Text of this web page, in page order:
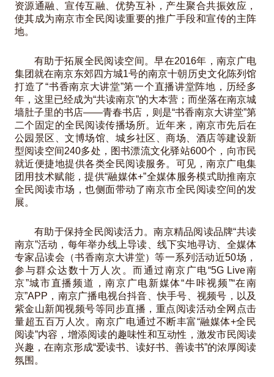
资源通融、宣传互融、优势互补，产生聚合共振效应，
使其成为南京市全民阅读重要的推广手段和宣传的主阵
地。
有助于拓展全民阅读空间。早在2016年，南京广电
集团就在南京东郊四方城1号的南京十朝历史文化陈列馆
打造了“书香南京大讲堂”第一个直播讲堂阵地，历经多
年，这里已经成为“共读南京”的大本营；而坐落在南京城
墙肚子里的书店——青春书店，则是“书香南京大讲堂”第
二个固定的全民阅读传播场所。近年来，南京市先后在
公园景区、文博场馆、城乡社区、商场、酒店等建设新
型阅读空间240多处，图书漂流文化驿站600个，向市民
就近便捷地提供各类全民阅读服务。可见，南京广电集
团用技术赋能，提供“融媒体+”全媒体服务模式助推南京
全民阅读市场，也侧面带动了南京市全民阅读空间的发
展。
有助于保持全民阅读活力。南京精品阅读品牌“共读
南京”活动，每年举办线上导读、线下实地寻访、全媒体
专家品读会（书香南京大讲堂）等一系列活动近50场，
参与群众达数十万人次。而通过南京广电“5G Live南
京”城市直播频道，南京广电新媒体“牛咔视频”“在南
京”APP，南京广播电视台抖音、快手号、视频号，以及
紫金山新闻视频号等同步直播，重点阅读活动全网点击
量超五百万人次。南京广电通过不断丰富“融媒体+全民
阅读”内容，增添阅读的趣味性和互动性，激发市民阅读
兴趣，在南京形成“爱读书、读好书、善读书”的浓厚阅读
氛围。